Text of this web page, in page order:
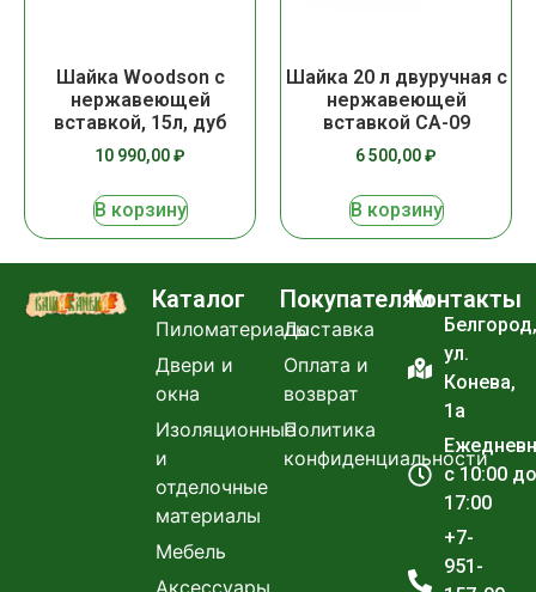
Шайка Woodson с
нержавеющей
вставкой, 15л, дуб
10 990,00₽
В корзину
Шайка 20 л двуручная с
нержавеющей
вставкой СА-09
6 500,00₽
В корзину
Каталог
Пиломатериалы
Двери и
окна
Изоляционные
и
отделочные
материалы
Мебель
Покупателям
Доставка
Оплата и
возврат
Политика
конфиденциальности
Контакты
Белгород,
ул.
Конева,
1а
с 10:00 до
17:00
+7-
951-